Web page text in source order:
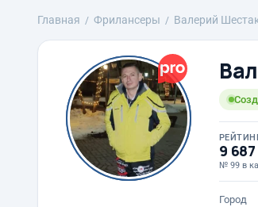
Главная Фрилансеры Валерий
9 687
№ 99 в
Город